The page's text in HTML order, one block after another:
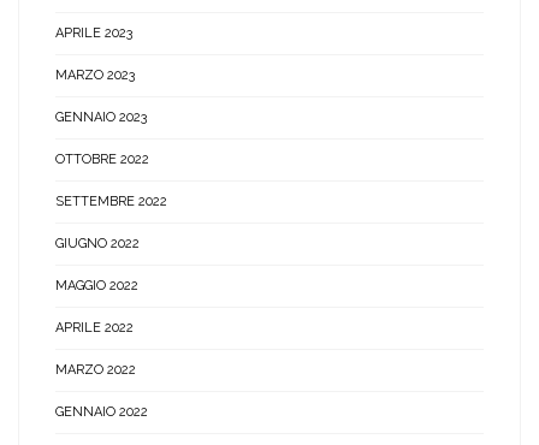
APRILE 2023
MARZO 2023
GENNAIO 2023
OTTOBRE 2022
SETTEMBRE 2022
GIUGNO 2022
MAGGIO 2022
APRILE 2022
MARZO 2022
GENNAIO 2022